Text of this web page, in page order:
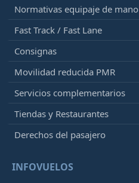
Normativas equipaje de mano
Fast Track / Fast Lane
Consignas
Movilidad reducida PMR
Servicios complementarios
Tiendas y Restaurantes
Derechos del pasajero
INFOVUELOS